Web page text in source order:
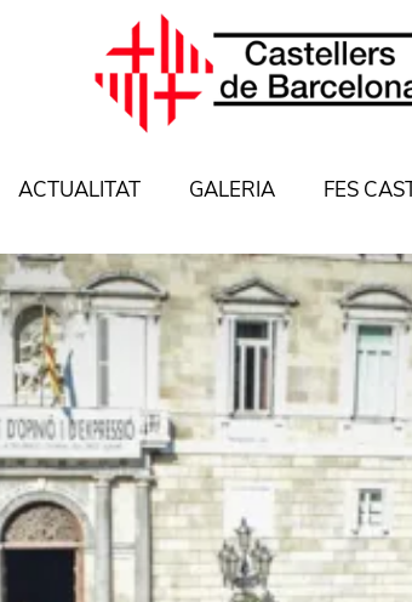
ACTUALITAT GALERIA FES